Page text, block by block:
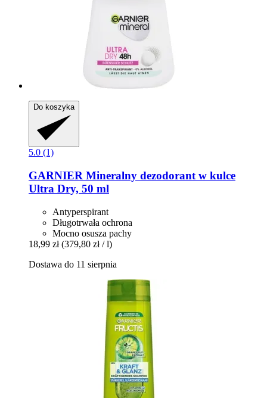
Do koszyka
5.0 (1)
GARNIER Mineralny dezodorant w kulce
Ultra Dry, 50 ml
Antyperspirant
Długotrwała ochrona
Mocno osusza pachy
18,99 zł (379,80 zł / l)
Dostawa do 11 sierpnia